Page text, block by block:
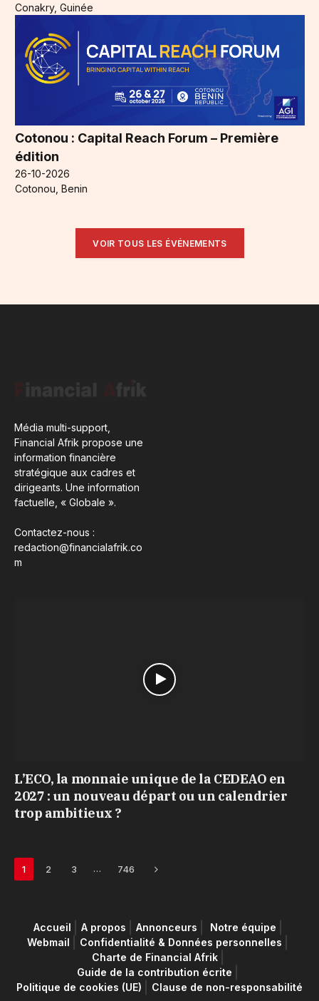
Conakry, Guinée
Cotonou : Capital Reach Forum – Première
édition
26-10-2026
Cotonou, Benin
VOIR TOUS LES ÉVÉNEMENTS
Média multi-support,
Financial Afrik propose une
information financière
stratégique aux cadres et
dirigeants. Une information
factuelle, « Globale ».
Contactez-nous :
redaction@financialafrik.co
m
L’ECO, la monnaie unique de la CEDEAO en
2027 : un nouveau départ ou un calendrier
trop ambitieux ?
1 2 3 … 746 Next
Accueil A propos Annonceurs
Notre équipe
Webmail
Confidentialité & Données personnelles
Charte de Financial Afrik
Guide de la contribution écrite
Politique de cookies (UE)
Clause de non-responsabilité